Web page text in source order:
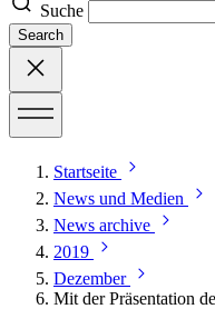
Suche
Search
Startseite
News und Medien
News archive
2019
Dezember
Mit der Präsentation